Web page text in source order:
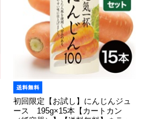
初回限定【お試し】にんじんジュ
ース 195g×15本【カートカン